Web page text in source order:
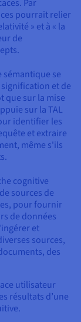
Par
pourrait relier
» et à « la
de
sémantique se
et de
sur la mise
sur la TAL
identifier les
et extraire
même s'ils
cognitive
sources de
pour fournir
de données
et
sources,
des
utilisateur
résultats d’une